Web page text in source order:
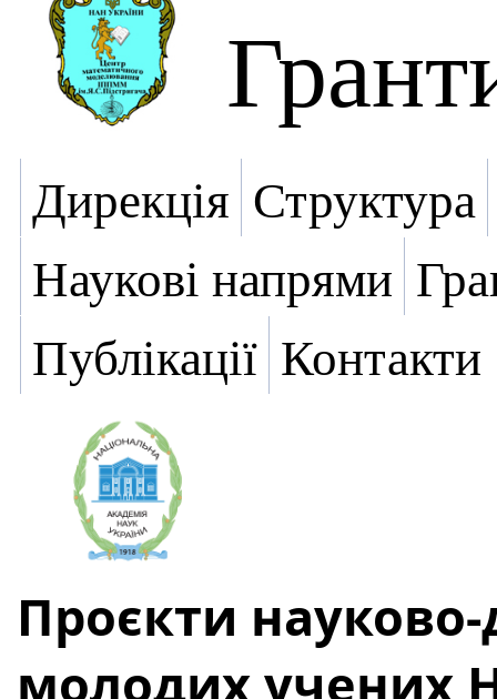
Дирекція Структура
Наукові напрями
Публікації Контакти
Проєкти науково-
молодих учених